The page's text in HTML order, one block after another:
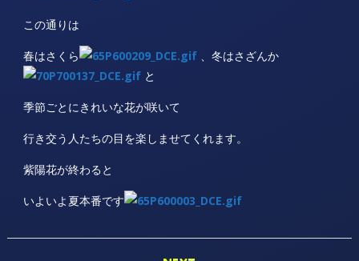
この通りは
春はさくら
、冬はさざんか
と
季節ごとにきれいな花が咲いて
行き交う人たちの目を楽しませてくれます。
紫陽花が終わると
いよいよ夏本番です